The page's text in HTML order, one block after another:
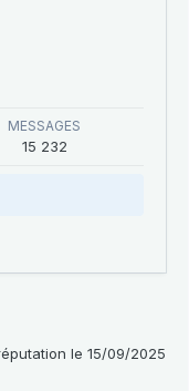
MESSAGES
15 232
le 15/09/2025